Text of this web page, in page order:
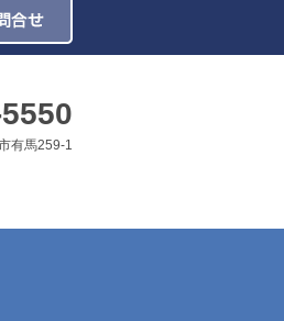
有馬259-1